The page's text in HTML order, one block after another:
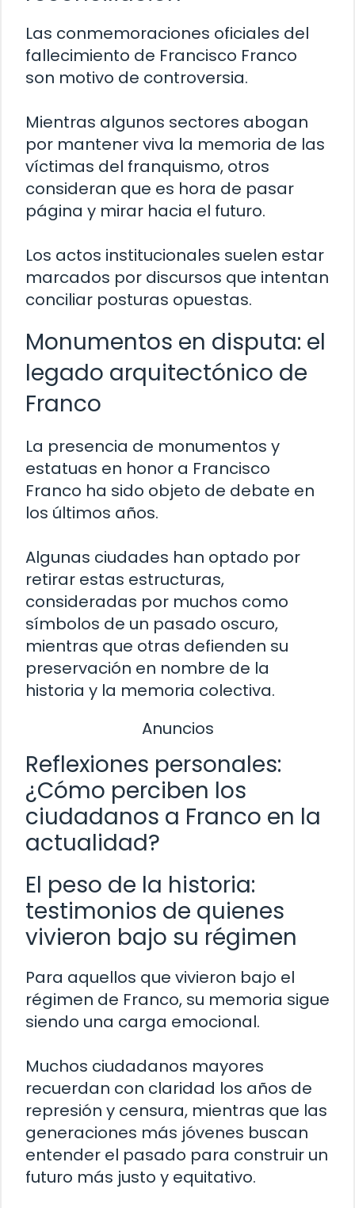
Las conmemoraciones oficiales del
fallecimiento de Francisco Franco
son motivo de controversia.
Mientras algunos sectores abogan
por mantener viva la memoria de las
víctimas del franquismo, otros
consideran que es hora de pasar
página y mirar hacia el futuro.
Los actos institucionales suelen estar
marcados por discursos que intentan
conciliar posturas opuestas.
Monumentos en disputa: el
legado arquitectónico de
Franco
La presencia de monumentos y
estatuas en honor a Francisco
Franco ha sido objeto de debate en
los últimos años.
Algunas ciudades han optado por
retirar estas estructuras,
consideradas por muchos como
símbolos de un pasado oscuro,
mientras que otras defienden su
preservación en nombre de la
historia y la memoria colectiva.
Anuncios
Reflexiones personales:
¿Cómo perciben los
ciudadanos a Franco en la
actualidad?
El peso de la historia:
testimonios de quienes
vivieron bajo su régimen
Para aquellos que vivieron bajo el
régimen de Franco, su memoria sigue
siendo una carga emocional.
Muchos ciudadanos mayores
recuerdan con claridad los años de
represión y censura, mientras que las
generaciones más jóvenes buscan
entender el pasado para construir un
futuro más justo y equitativo.